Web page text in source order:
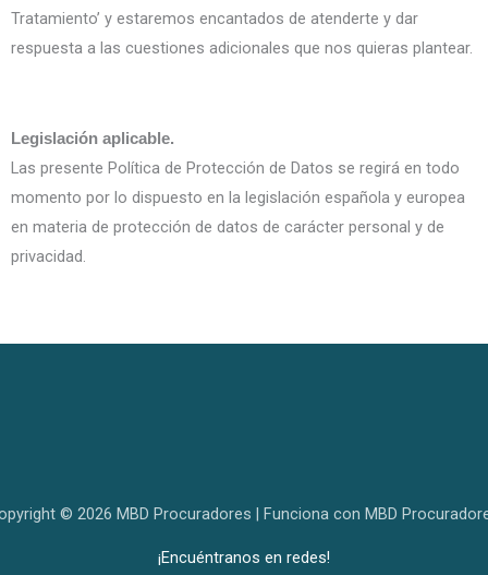
Tratamiento’ y estaremos encantados de atenderte y dar
respuesta a las cuestiones adicionales que nos quieras plantear.
Legislación aplicable.
Las presente Política de Protección de Datos se regirá en todo
momento por lo dispuesto en la legislación española y europea
en materia de protección de datos de carácter personal y de
privacidad.
© 2026 MBD Procuradores | Funciona con MBD
¡Encuéntranos en redes!